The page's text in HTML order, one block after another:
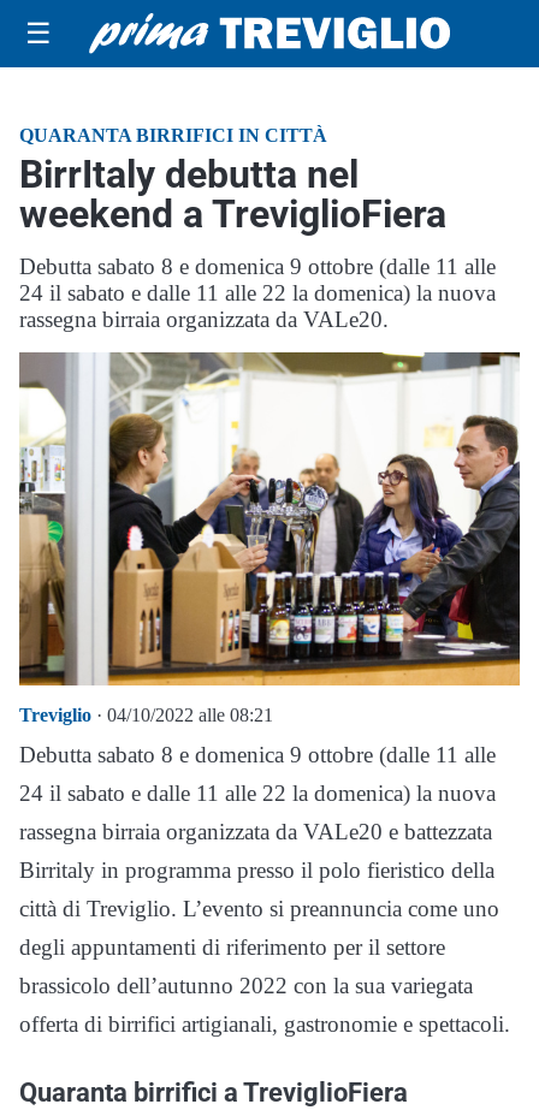
☰
QUARANTA BIRRIFICI IN CITTÀ
BirrItaly debutta nel
weekend a TreviglioFiera
Debutta sabato 8 e domenica 9 ottobre (dalle 11 alle
24 il sabato e dalle 11 alle 22 la domenica) la nuova
rassegna birraia organizzata da VALe20.
Treviglio · 04/10/2022 alle 08:21
Debutta sabato 8 e domenica 9 ottobre (dalle 11 alle
24 il sabato e dalle 11 alle 22 la domenica) la nuova
rassegna birraia organizzata da VALe20 e battezzata
Birritaly in programma presso il polo fieristico della
città di Treviglio. L’evento si preannuncia come uno
degli appuntamenti di riferimento per il settore
brassicolo dell’autunno 2022 con la sua variegata
offerta di birrifici artigianali, gastronomie e spettacoli.
Quaranta birrifici a TreviglioFiera